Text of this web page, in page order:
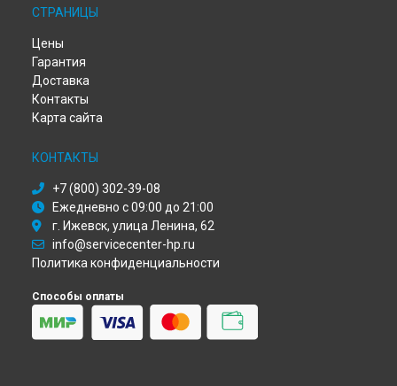
Ремонт МФУ 400 M425 HP в
Ремонт МФУ 400 M425 HP в
Ремонт МФУ 400 M425 HP в
Ремонт МФУ 400 M425 HP в
СТРАНИЦЫ
Цены
Гарантия
Доставка
Контакты
Карта сайта
КОНТАКТЫ
+7 (800) 302-39-08
Ежедневно с 09:00 до 21:00
г. Ижевск, улица Ленина, 62
info@servicecenter-hp.ru
Политика конфиденциальности
Способы оплаты